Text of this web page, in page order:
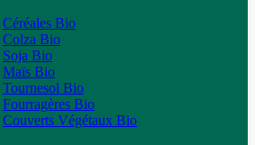
Céréales Bio
Colza Bio
Soja Bio
Maïs Bio
Tournesol Bio
Fourragères Bio
Couverts Végétaux Bio